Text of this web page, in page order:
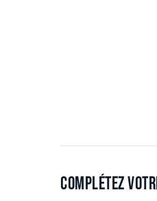
Complétez